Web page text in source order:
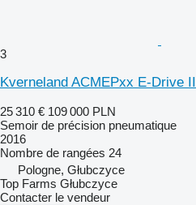
3
Kverneland ACMEPxx E-Drive II
25 310 € 109 000 PLN
Semoir de précision pneumatique
2016
Nombre de rangées 24
Pologne, Głubczyce
Top Farms Głubczyce
Contacter le vendeur